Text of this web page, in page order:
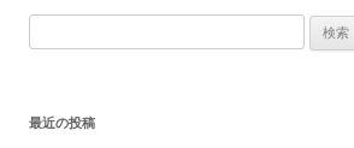
最近の投稿